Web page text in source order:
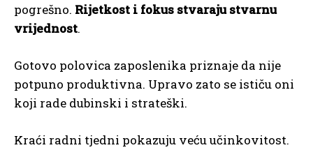
pogrešno. Rijetkost i fokus stvaraju stvarnu
vrijednost.
Gotovo polovica zaposlenika priznaje da nije
potpuno produktivna. Upravo zato se ističu oni
koji rade dubinski i strateški.
Kraći radni tjedni pokazuju veću učinkovitost.